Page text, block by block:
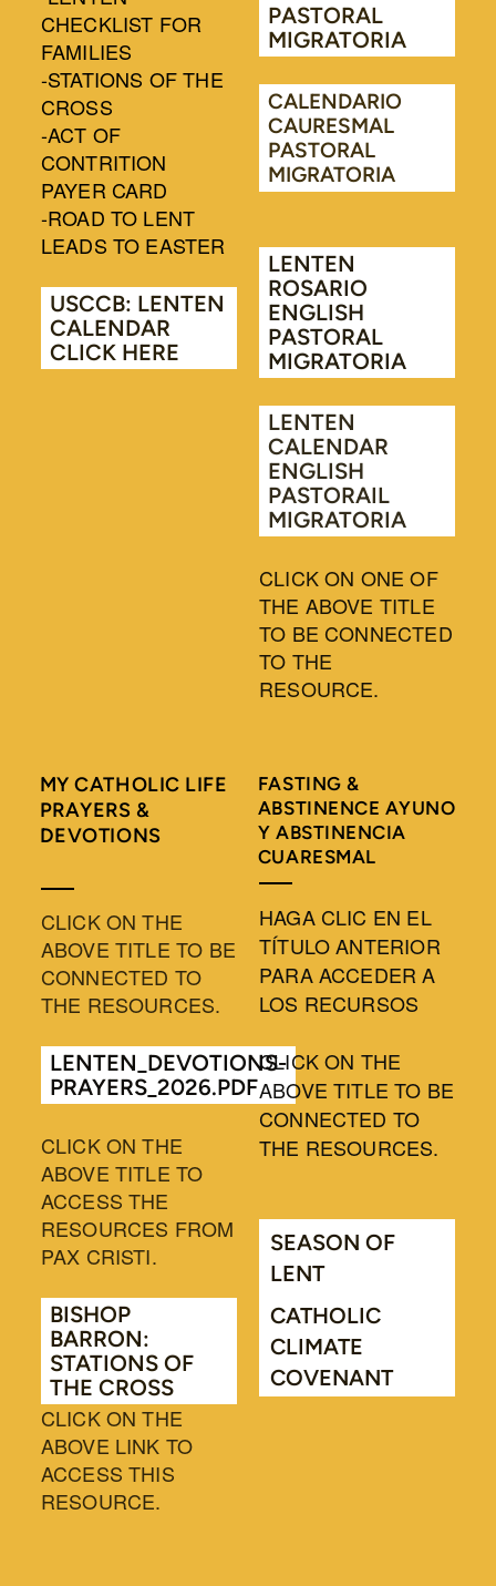
CHECKLIST FOR
FAMILIES
-STATIONS OF THE
CROSS
-ACT OF
CONTRITION
PAYER CARD
-ROAD TO LENT
LEADS TO EASTER
USCCB: LENTEN
CALENDAR
CLICK HERE
PASTORAL
MIGRATORIA
CALENDARIO
CAURESMAL
PASTORAL
MIGRATORIA
LENTEN
ROSARIO
ENGLISH
PASTORAL
MIGRATORIA
LENTEN
CALENDAR
ENGLISH
PASTORAIL
MIGRATORIA
CLICK ON ONE OF
THE ABOVE TITLE
TO BE CONNECTED
TO THE
RESOURCE.
MY CATHOLIC LIFE
PRAYERS &
DEVOTIONS
CLICK ON THE
ABOVE TITLE TO BE
CONNECTED TO
THE RESOURCES.
LENTEN_DEVOTIONS-
PRAYERS_2026.PDF
CLICK ON THE
ABOVE TITLE TO
ACCESS THE
RESOURCES FROM
PAX CRISTI.
BISHOP
BARRON:
STATIONS OF
THE CROSS
CLICK ON THE
ABOVE LINK TO
ACCESS THIS
RESOURCE.
FASTING &
ABSTINENCE AYUNO
Y ABSTINENCIA
CUARESMAL
HAGA CLIC EN EL
TÍTULO ANTERIOR
PARA ACCEDER A
LOS RECURSOS
CLICK ON THE
ABOVE TITLE TO BE
CONNECTED TO
THE RESOURCES.
SEASON OF
LENT
CATHOLIC
CLIMATE
COVENANT